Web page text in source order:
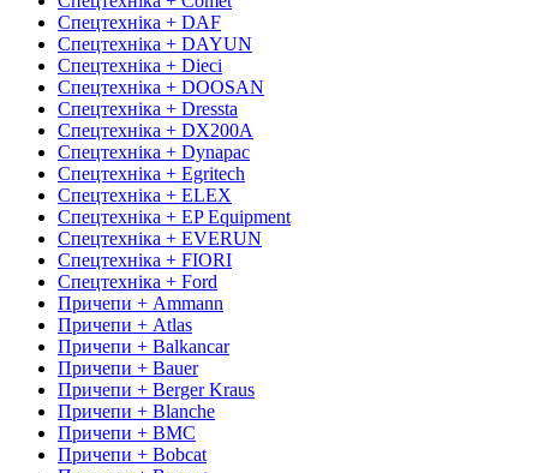
Спецтехніка + DAF
Спецтехніка + DAYUN
Спецтехніка + Dieci
Спецтехніка + DOOSAN
Спецтехніка + Dressta
Спецтехніка + DX200A
Спецтехніка + Dynapac
Спецтехніка + Egritech
Спецтехніка + ELEX
Спецтехніка + EP Equipment
Спецтехніка + EVERUN
Спецтехніка + FIORI
Спецтехніка + Ford
Причепи + Ammann
Причепи + Atlas
Причепи + Balkancar
Причепи + Bauer
Причепи + Berger Kraus
Причепи + Blanche
Причепи + BMC
Причепи + Bobcat